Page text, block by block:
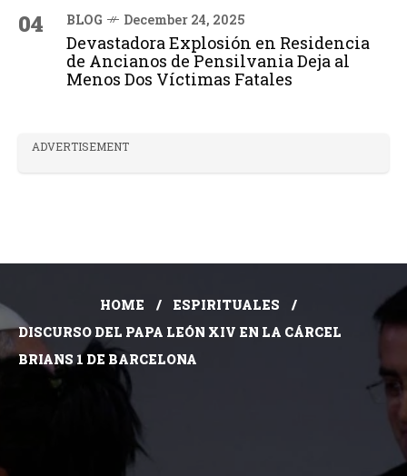
04 BLOG December 24, 2025
Devastadora Explosión en Residencia
de Ancianos de Pensilvania Deja al
Menos Dos Víctimas Fatales
ADVERTISEMENT
HOME
ESPIRITUALES
DISCURSO DEL PAPA LEÓN XIV EN LA CÁRCEL
BRIANS 1 DE BARCELONA